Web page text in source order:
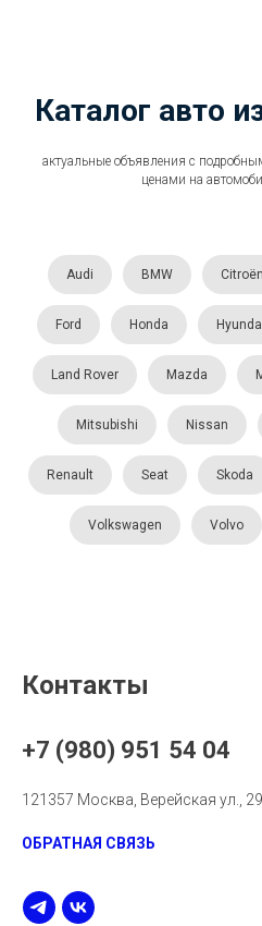
Каталог авто
актуальные объявления с
ценами на
Audi BMW Citroën
Ford Honda
Land Rover Mazda
Mitsubishi Nissan
Renault Seat Skoda
Volkswagen Volvo
Контакты
+7 (980) 951 54 04
121357 Москва, Верейская ул.,
ОБРАТНАЯ СВЯЗЬ